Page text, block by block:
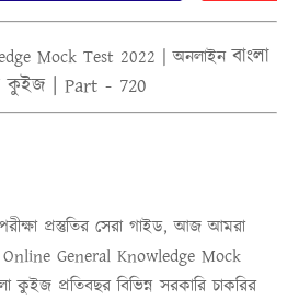
Mock Test 2022 |অনলাইনবাংলা
কুইজ | Part - 720
প্রস্তুতির সেরা গাইড, আজ আমরা
Online General Knowledge Mock
কুইজ প্রতিবছর বিভিন্ন সরকারি চাকরির